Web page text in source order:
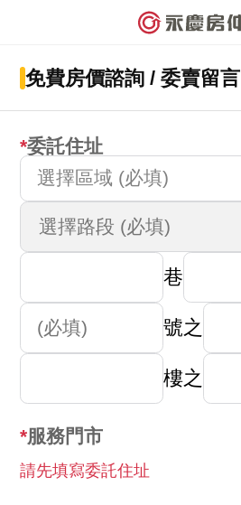
免費房價諮詢 / 委賣留言
委託住址
選擇區域 (必填)
巷
號之
樓之
服務門市
請先填寫委託住址